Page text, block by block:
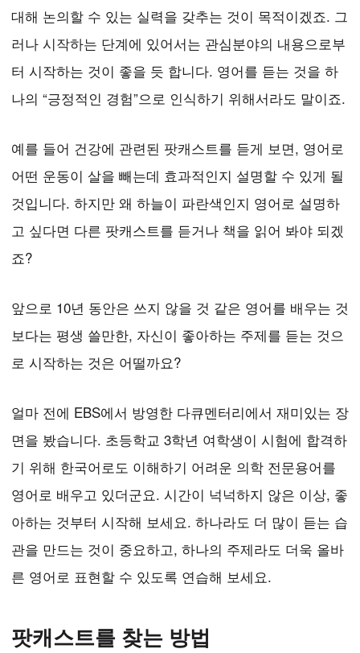
대해 논의할 수 있는 실력을 갖추는 것이 목적이겠죠. 그
러나 시작하는 단계에 있어서는 관심분야의 내용으로부
터 시작하는 것이 좋을 듯 합니다. 영어를 듣는 것을 하
나의 “긍정적인 경험”으로 인식하기 위해서라도 말이죠.
예를 들어 건강에 관련된 팟캐스트를 듣게 보면, 영어로
어떤 운동이 살을 빼는데 효과적인지 설명할 수 있게 될
것입니다. 하지만 왜 하늘이 파란색인지 영어로 설명하
고 싶다면 다른 팟캐스트를 듣거나 책을 읽어 봐야 되겠
죠?
앞으로 10년 동안은 쓰지 않을 것 같은 영어를 배우는 것
보다는 평생 쓸만한, 자신이 좋아하는 주제를 듣는 것으
로 시작하는 것은 어떨까요?
얼마 전에 EBS에서 방영한 다큐멘터리에서 재미있는 장
면을 봤습니다. 초등학교 3학년 여학생이 시험에 합격하
기 위해 한국어로도 이해하기 어려운 의학 전문용어를
영어로 배우고 있더군요. 시간이 넉넉하지 않은 이상, 좋
아하는 것부터 시작해 보세요. 하나라도 더 많이 듣는 습
관을 만드는 것이 중요하고, 하나의 주제라도 더욱 올바
른 영어로 표현할 수 있도록 연습해 보세요.
팟캐스트를 찾는 방법